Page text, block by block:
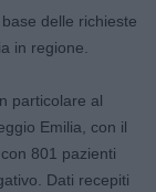
delle richieste
in regione.
particolare al
Emilia, con il
801 pazienti
Dati recepiti